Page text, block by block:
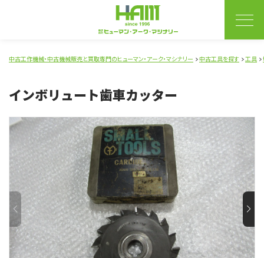
中古工作機械・中古機械販売と買取専門のヒューマン・アーク・マシナリー 中古工具を探す 工具
インボリュート歯車カッター